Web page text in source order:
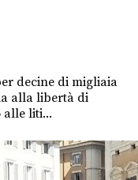
decine di migliaia
alla libertà di
alle liti...